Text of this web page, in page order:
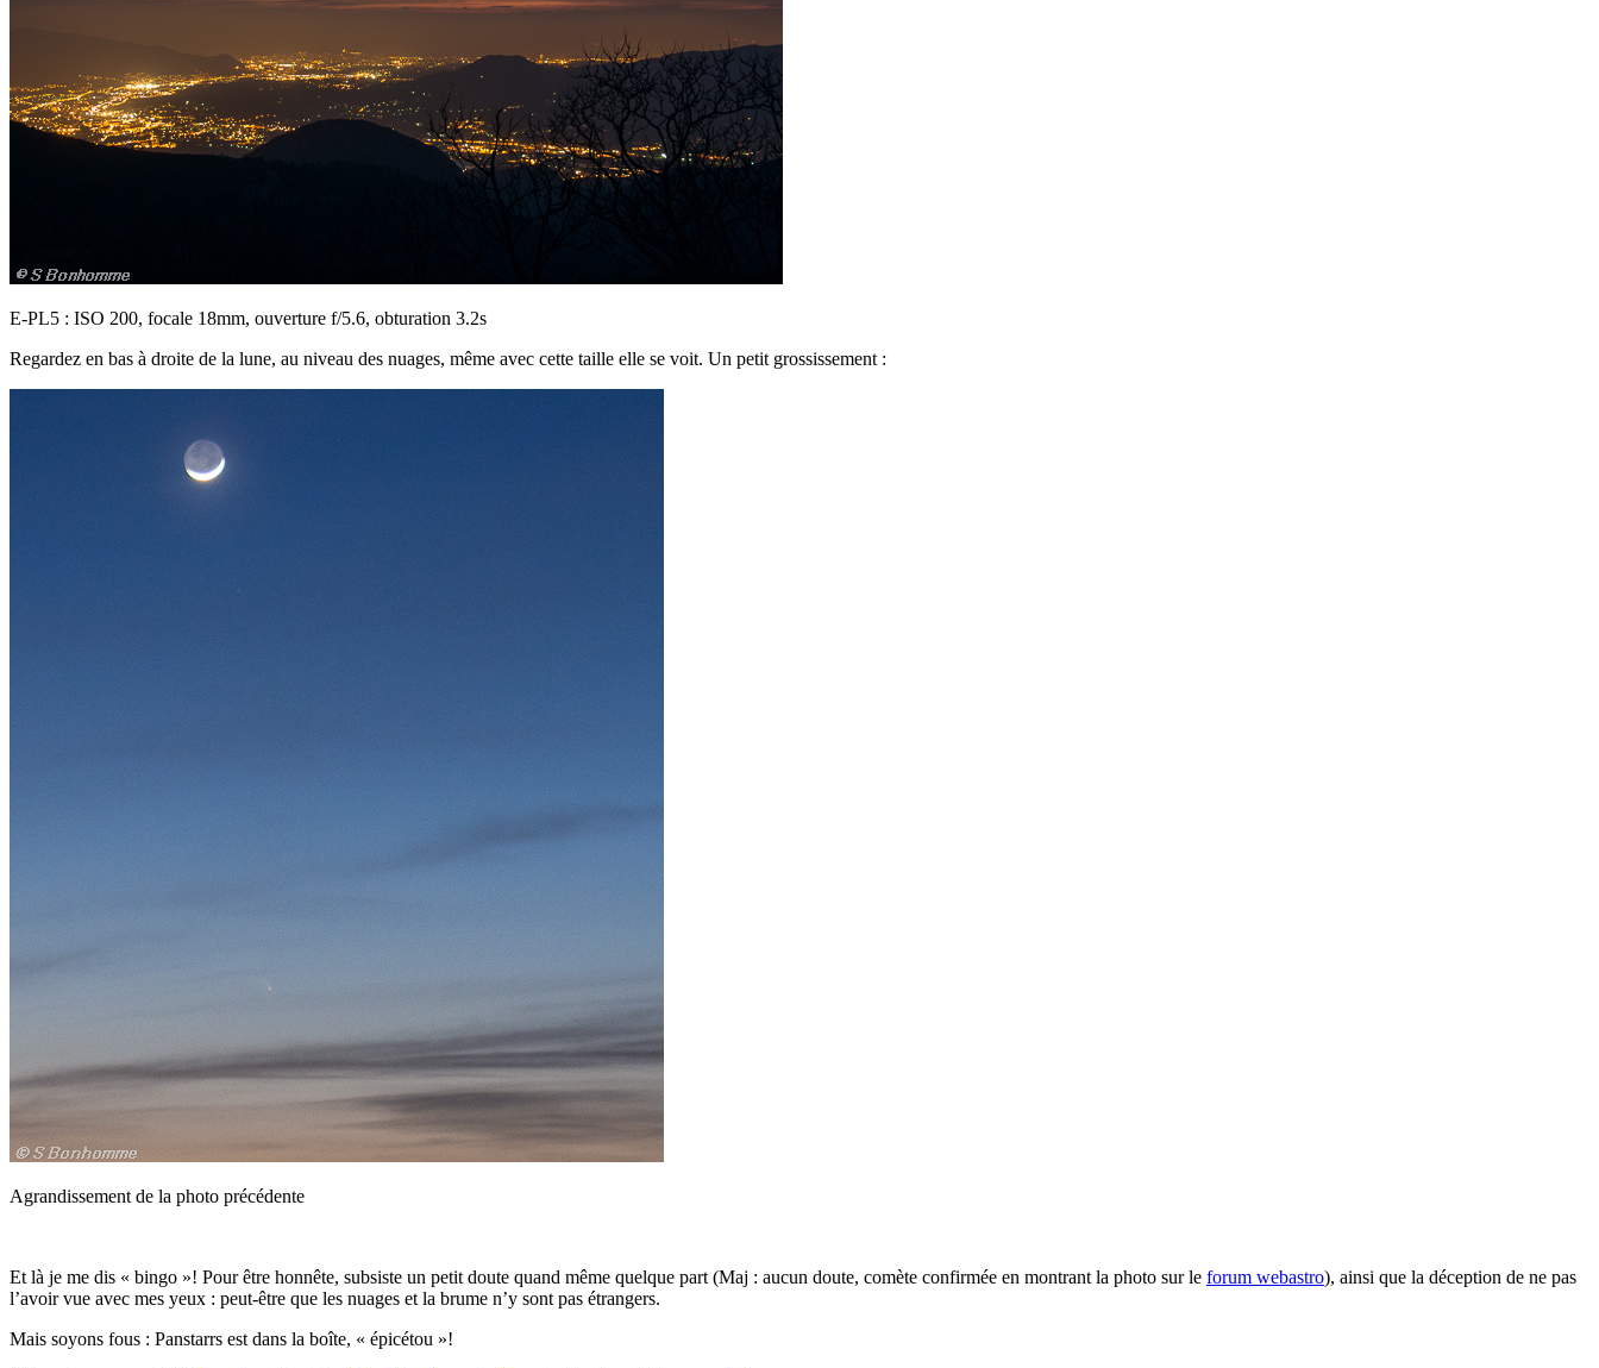
E-PL5 : ISO 200, focale 18mm, ouverture f/5.6, obturation 3.2s
Regardez en bas à droite de la lune, au niveau des nuages, même avec cette taille elle se voit. Un petit grossissement :
Agrandissement de la photo précédente
Et là je me dis « bingo »! Pour être honnête, subsiste un petit doute quand même quelque part (Maj : aucun doute, comète confirmée en montrant la photo sur le forum webastro), ainsi que la déception de ne pas
l’avoir vue avec mes yeux : peut-être que les nuages et la brume n’y sont pas étrangers.
Mais soyons fous : Panstarrs est dans la boîte, « épicétou »!